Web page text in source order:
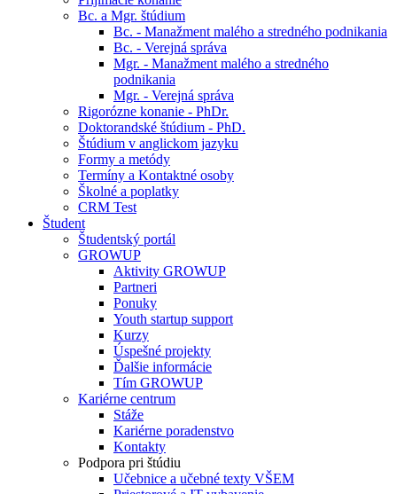
Bc. a Mgr. štúdium
Bc. - Manažment malého a stredného podnikania
Bc. - Verejná správa
Mgr. - Manažment malého a stredného
podnikania
Mgr. - Verejná správa
Rigorózne konanie - PhDr.
Doktorandské štúdium - PhD.
Štúdium v anglickom jazyku
Formy a metódy
Termíny a Kontaktné osoby
Školné a poplatky
CRM Test
Študent
Študentský portál
GROWUP
Aktivity GROWUP
Partneri
Ponuky
Youth startup support
Kurzy
Úspešné projekty
Ďalšie informácie
Tím GROWUP
Kariérne centrum
Stáže
Kariérne poradenstvo
Kontakty
Podpora pri štúdiu
Učebnice a učebné texty VŠEM